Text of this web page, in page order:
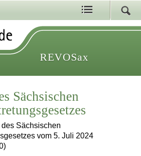
REVOSax
Sächsischen
Sächsischen
vom 5. Juli 2024